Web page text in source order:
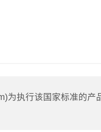
为执行该国家标准的产